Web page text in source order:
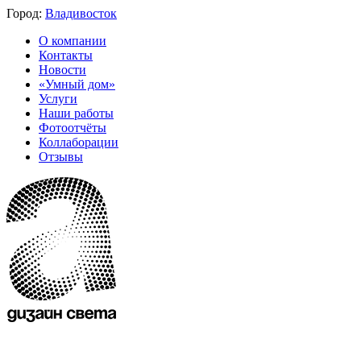
Город: Владивосток
О компании
Контакты
Новости
«Умный дом»
Услуги
Наши работы
Фотоотчёты
Коллаборации
Отзывы